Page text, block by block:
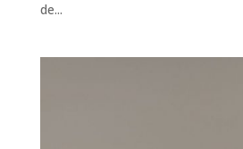
de...